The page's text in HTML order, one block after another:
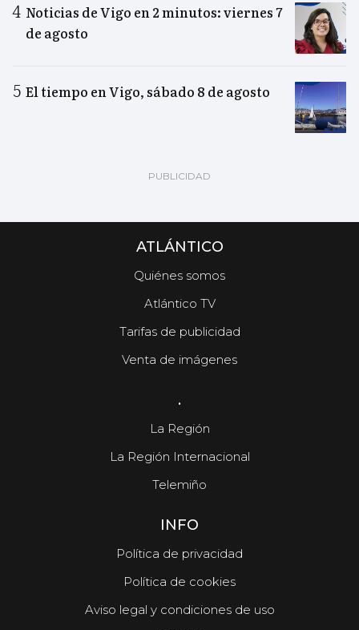
Noticias de Vigo en 2 minutos: viernes 7
de agosto
El tiempo en Vigo, sábado 8 de agosto
ATLÁNTICO
Quiénes somos
Atlántico TV
Tarifas de publicidad
Venta de imágenes
.
La Región
La Región Internacional
Telemiño
INFO
Política de privacidad
Política de cookies
Aviso legal y condiciones de uso